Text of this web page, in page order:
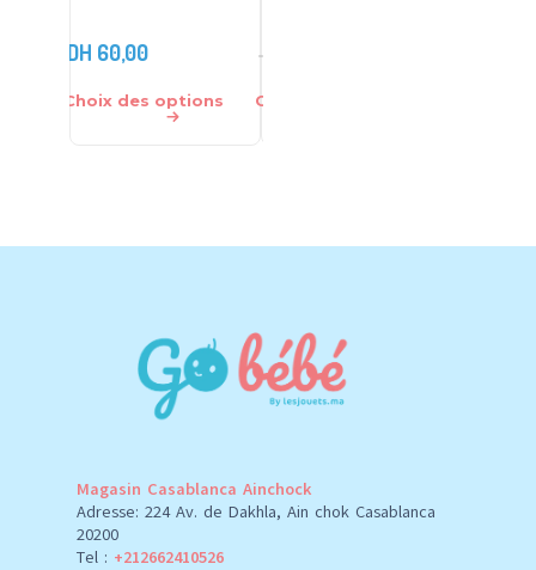
DH 60,00
Choix des options Choix des options
Magasin Casablanca Ainchock
Adresse: 224 Av. de Dakhla, Ain chok Casablanca
20200
Tel : +212662410526